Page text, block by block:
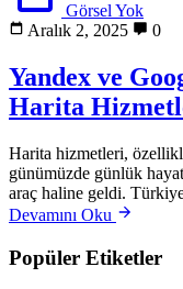
Görsel Yok
Aralık 2, 2025
0
Yandex ve
Harita
Harita hizmetleri,
günümüzde günlük
araç haline geldi.
Devamını Oku
Popüler Etiketler